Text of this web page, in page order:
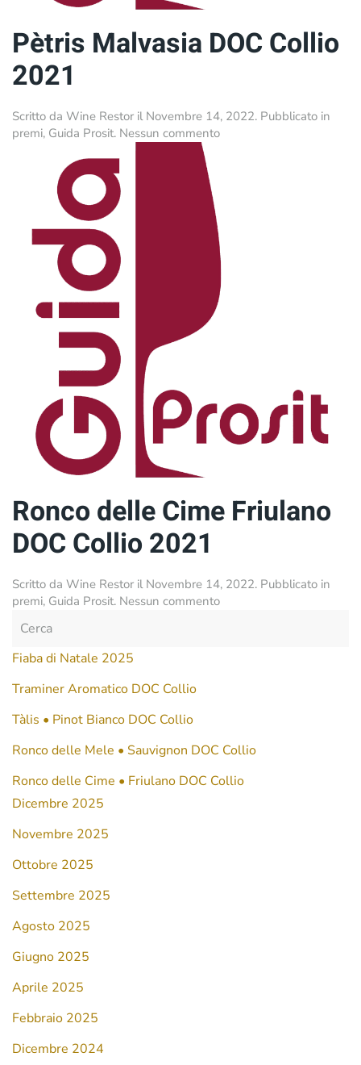
Pètris Malvasia DOC Collio
2021
Scritto da Wine Restor il Novembre 14, 2022. Pubblicato in
premi, Guida Prosit. Nessun commentosu
Ronco delle Cime Friulano
DOC Collio 2021
Scritto da Wine Restor il Novembre 14, 2022. Pubblicato in
premi, Guida Prosit. Nessun commentosu
Fiaba di Natale 2025
Traminer Aromatico DOC Collio
Tàlis • Pinot Bianco DOC Collio
Ronco delle Mele • Sauvignon DOC Collio
Ronco delle Cime • Friulano DOC Collio
Dicembre 2025
Novembre 2025
Ottobre 2025
Settembre 2025
Agosto 2025
Giugno 2025
Aprile 2025
Febbraio 2025
Dicembre 2024